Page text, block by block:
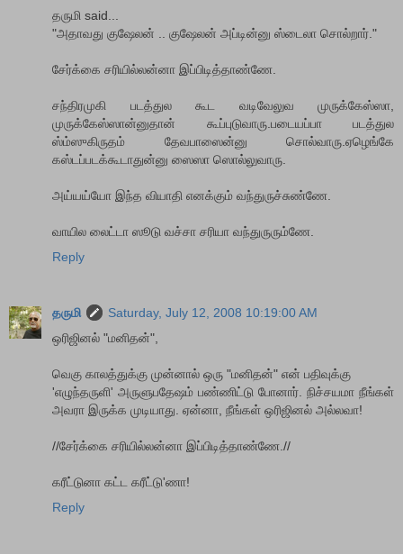
தருமி said...
"அதாவது குஷேலன் .. குஷேலன் அப்டின்னு ஸ்டைலா சொல்றார்."
சேர்க்கை சரியில்லன்னா இப்பிடித்தாண்ணே.
சந்திரமுகி படத்துல கூட வடிவேலுவ முருக்கேஸ்ஸா,
முருக்கேஸ்ஸான்னுதான் கூப்புடுவாரு.படையப்பா படத்துல
ஸ்ம்ஸுகிருதம் தேவபாஸைன்னு சொல்வாரு.ஏழெங்கே
கஸ்டப்படக்கூடாதுன்னு ஸைஸா ஸொல்லுவாரு.
அய்யய்யோ இந்த வியாதி எனக்கும் வந்துருச்சுண்ணே.
வாயில லைட்டா ஸூடு வச்சா சரியா வந்துருரும்ணே.
Reply
தருமி
Saturday, July 12, 2008 10:19:00 AM
ஒரிஜினல் "மனிதன்",
வெகு காலத்துக்கு முன்னால் ஒரு "மனிதன்" என் பதிவுக்கு
'எழுந்தருளி' அருளுபதேஷம் பண்ணிட்டு போனார். நிச்சயமா நீங்கள்
அவரா இருக்க முடியாது. ஏன்னா, நீங்கள் ஒரிஜினல் அல்லவா!
//சேர்க்கை சரியில்லன்னா இப்பிடித்தாண்ணே.//
கரீட்டுனா கட்ட கரீட்டு'ணா!
Reply